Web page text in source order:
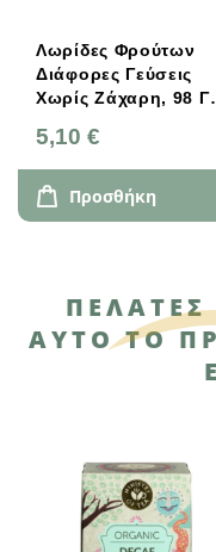
Λωρίδες Φρούτων
Διάφορες Γεύσεις
Χωρίς Ζάχαρη, 98
5,10 €
Προσθήκη
ΑΥΤΌ ΤΟ